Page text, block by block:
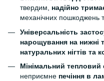
твердим, надійно
механічних пошкоджень
Універсальність
нарощування на нижні
натуральних нігтів та
Мінімальний тепловий
неприємне печіння в